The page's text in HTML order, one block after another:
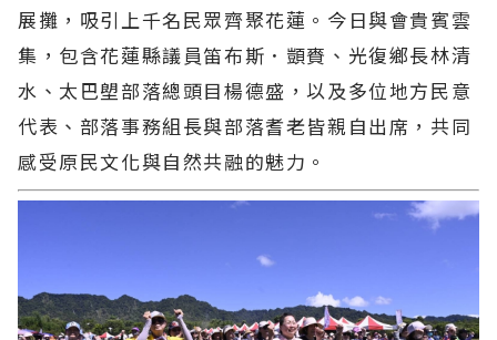
展攤，吸引上千名民眾齊聚花蓮。今日與會貴賓雲
集，包含花蓮縣議員笛布斯．顗賚、光復鄉長林清
水、太巴塱部落總頭目楊德盛，以及多位地方民意
代表、部落事務組長與部落耆老皆親自出席，共同
感受原民文化與自然共融的魅力。